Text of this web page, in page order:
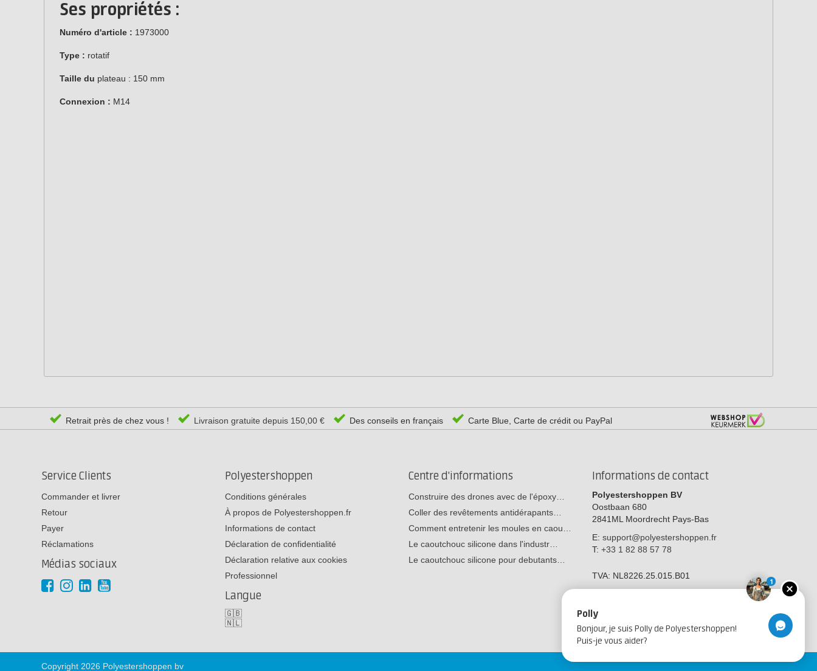
Ses propriétés :
Numéro d'article : 1973000
Type : rotatif
Taille du plateau : 150 mm
Connexion : M14
Retrait près de chez vous ! Livraison gratuite depuis 150,00 € Des conseils en français Carte Blue, Carte de crédit ou PayPal
Service Clients
Commander et livrer
Retour
Payer
Réclamations
Médias sociaux
Polyestershoppen
Conditions générales
À propos de Polyestershoppen.fr
Informations de contact
Déclaration de confidentialité
Déclaration relative aux cookies
Professionnel
Langue
🇬🇧
🇳🇱
Centre d'informations
Construire des drones avec de l'époxy…
Coller des revêtements antidérapants…
Comment entretenir les moules en caou…
Le caoutchouc silicone dans l'industr…
Le caoutchouc silicone pour debutants…
Informations de contact
Polyestershoppen BV
Oostbaan 680
2841ML Moordrecht Pays-Bas
E: support@polyestershoppen.fr
T: +33 1 82 88 57 78
TVA: NL8226.25.015.B01
Copyright 2026 Polyestershoppen bv
1
Polly
Bonjour, je suis Polly de Polyestershoppen!
Puis-je vous aider?